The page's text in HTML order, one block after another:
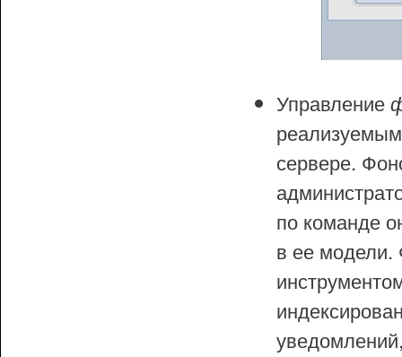
Управление
сервере.
по команде
в ее